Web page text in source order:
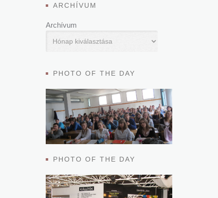
ARCHÍVUM
Archívum
PHOTO OF THE DAY
PHOTO OF THE DAY